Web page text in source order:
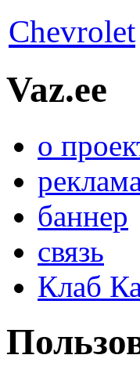
Chevrolet
Vaz.ee
о
баннер
связь
Клаб